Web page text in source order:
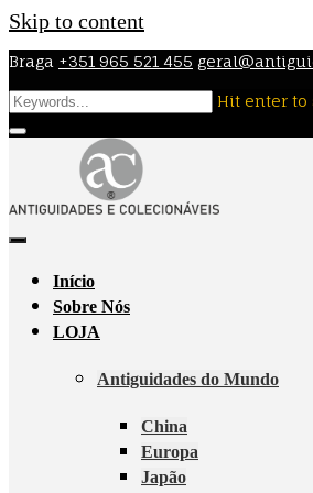
Skip to content
Braga +351 965 521 455
Hit enter to
Início
Sobre Nós
LOJA
Antiguidades do Mundo
China
Europa
Japão